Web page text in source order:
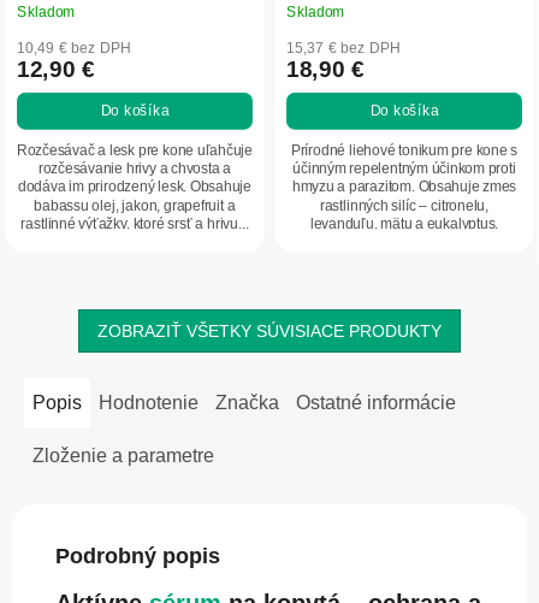
Skladom
10,49 € bez DPH
12,90 €
Do košíka
Rozčesávač a lesk pre kone uľahčuje
rozčesávanie hrivy a chvosta a
dodáva im prirodzený lesk. Obsahuje
babassu olej, jakon, grapefruit a
rastlinné výťažky, ktoré srsť a hrivu...
Skladom
15,37 € bez DPH
18,90 €
Do košíka
Prírodné liehové tonikum pre kone s
účinným repelentným účinkom proti
hmyzu a parazitom. Obsahuje zmes
rastlinných silíc – citronelu,
levanduľu, mätu a eukalyptus.
ZOBRAZIŤ VŠETKY SÚVISIACE PRODUKTY
Popis Hodnotenie Značka Ostatné informácie
Zloženie a parametre
Podrobný popis